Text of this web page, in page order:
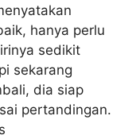
hanya perlu
sedikit
sekarang
dia siap
pertandingan.
Goals